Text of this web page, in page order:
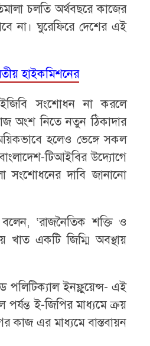
চলতি অর্থবছরে কাজের
না। ঘুরেফিরে দেশের এই
হাইকমিশনের
ইজিবি সংশোধন না করলে
অংশ নিতে নতুন ঠিকাদার
হলেও ভেঙ্গে সকল
টিআইবির উদ্যোগে
সংশোধনের দাবি জানানো
‘রাজনৈতিক শক্তি ও
খাত একটি জিম্মি অবস্থায়
পলিটিক্যাল ইনফ্লুয়েন্স- এই
ই-জিপির মাধ্যমে ক্রয়
কাজ এর মাধ্যমে বাস্তবায়ন